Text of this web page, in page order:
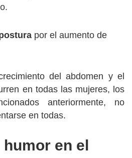
por el aumento de
del abdomen y el
en todas las mujeres, los
anteriormente, no
en todas.
en el